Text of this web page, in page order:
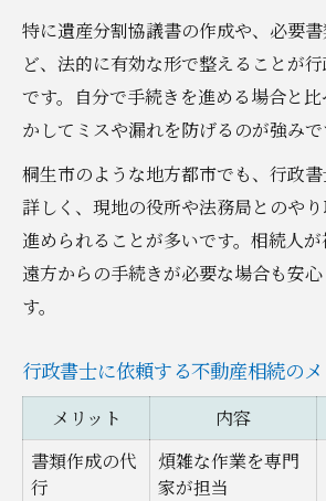
費用の目安や流れを知って不動
不動産相続手続きの費用相
行政書士への依頼費用の内訳
ト
相続手続きの基本的な流れ
見積もり比較で賢く不動産
不動産相続後の名義変更手
行政書士がサポートできる
名義変更に必要な書類と取
スムーズに進めるための名
特に遺産分割協議書の作成や、必要
ど、法的に有効な形で整えることが
です。自分で手続きを進める場合と
かしてミスや漏れを防げるのが強みで
桐生市のような地方都市でも、行政
詳しく、現地の役所や法務局とのや
進められることが多いです。相続人が
遠方からの手続きが必要な場合も安
す。
行政書士に依頼する不動産相続の
メリット 内容
書類作成の代
行
煩雑な作業を専門
家が担当